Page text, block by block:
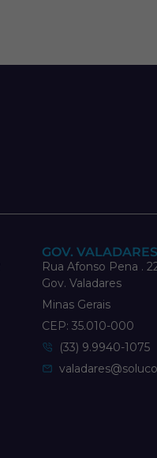
GOV.
Rua Afonso Pena .
Gov. Valadares
Minas Gerais
CEP: 35.010-000
(33) 9.9940-1075